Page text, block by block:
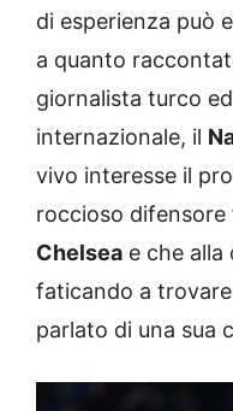
di esperienza può
a quanto
giornalista turco
internazionale, il
vivo interesse il
roccioso
Chelsea e che
faticando a
parlato di una sua